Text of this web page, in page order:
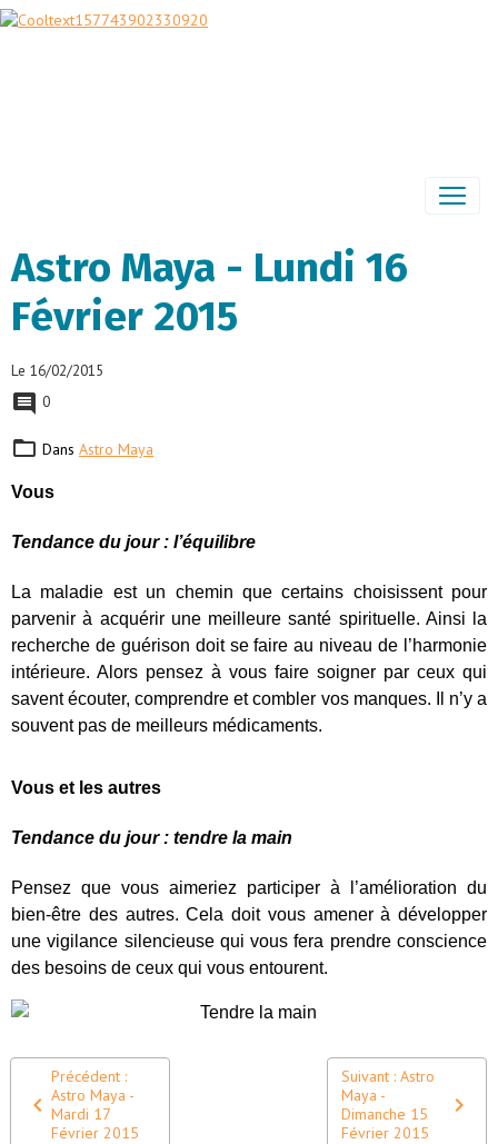
Astro Maya - Lundi 16
Février 2015
Le 16/02/2015
0
Dans Astro Maya
Vous
Tendance du jour : l’équilibre
La maladie est un chemin que certains choisissent pour
parvenir à acquérir une meilleure santé spirituelle. Ainsi la
recherche de guérison doit se faire au niveau de l’harmonie
intérieure. Alors pensez à vous faire soigner par ceux qui
savent écouter, comprendre et combler vos manques. Il n’y a
souvent pas de meilleurs médicaments.
Vous et les autres
Tendance du jour : tendre la main
Pensez que vous aimeriez participer à l’amélioration du
bien-être des autres. Cela doit vous amener à développer
une vigilance silencieuse qui vous fera prendre conscience
des besoins de ceux qui vous entourent.
Précédent :
Astro Maya -
Mardi 17
Février 2015
Suivant : Astro
Maya -
Dimanche 15
Février 2015